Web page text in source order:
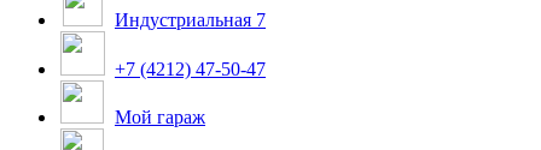
Индустриальная 7
+7 (4212) 47-50-47
Мой гараж